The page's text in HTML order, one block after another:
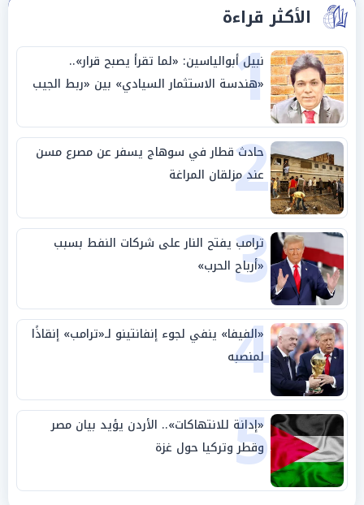
الأكثر قراءة
1
نبيل أبوالياسين: «لما تقرأ يصبح قرار»..
«هندسة الاستثمار السيادي» بين «ربط الجيب
بالوطن» و«سيادة الكلمة»
2
حادث قطار في سوهاج يسفر عن مصرع مسن
عند مزلقان المراغة
3
ترامب يفتح النار على شركات النفط بسبب
«أرباح الحرب»
4
«الفيفا» ينفي لجوء إنفانتينو لـ«ترامب» إنقاذًا
لمنصبه
5
«إدانة للانتهاكات».. الأردن يؤيد بيان مصر
وقطر وتركيا حول غزة